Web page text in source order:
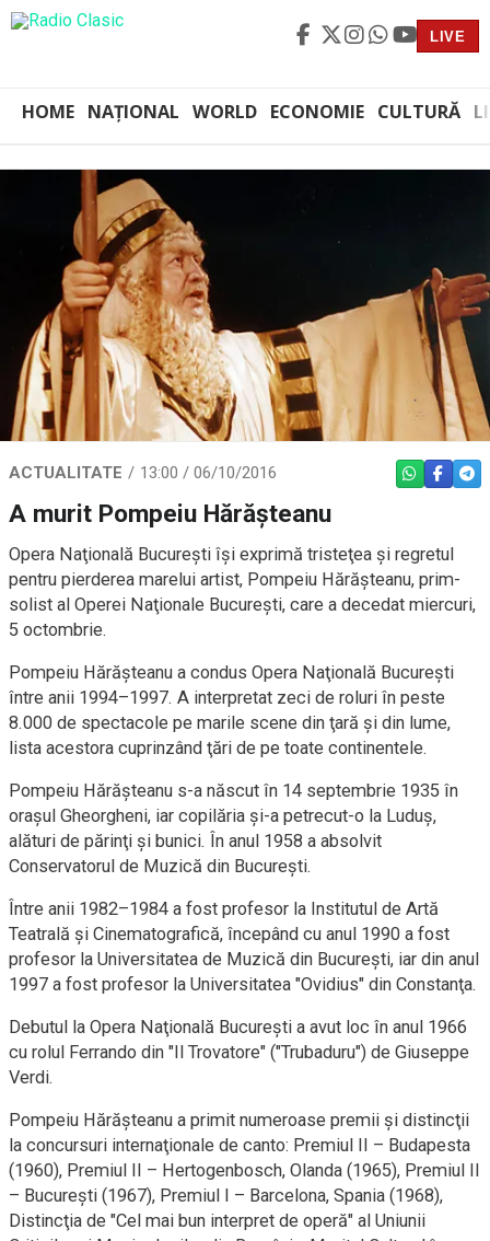
LIVE
HOME NAȚIONAL WORLD ECONOMIE CULTURĂ
ACTUALITATE 13:00 / 06/10/2016 WHATSAPP
A murit Pompeiu Hărăşteanu
Opera Naţională Bucureşti îşi exprimă tristeţea şi regretul
pentru pierderea marelui artist, Pompeiu Hărăşteanu, prim-
solist al Operei Naţionale Bucureşti, care a decedat miercuri,
5 octombrie.
Pompeiu Hărăşteanu a condus Opera Naţională Bucureşti
între anii 1994–1997. A interpretat zeci de roluri în peste
8.000 de spectacole pe marile scene din ţară şi din lume,
lista acestora cuprinzând ţări de pe toate continentele.
Pompeiu Hărăşteanu s-a născut în 14 septembrie 1935 în
oraşul Gheorgheni, iar copilăria şi-a petrecut-o la Luduş,
alături de părinţi şi bunici. În anul 1958 a absolvit
Conservatorul de Muzică din Bucureşti.
Între anii 1982–1984 a fost profesor la Institutul de Artă
Teatrală şi Cinematografică, începând cu anul 1990 a fost
profesor la Universitatea de Muzică din Bucureşti, iar din anul
1997 a fost profesor la Universitatea "Ovidius" din Constanţa.
Debutul la Opera Naţională Bucureşti a avut loc în anul 1966
cu rolul Ferrando din "Il Trovatore" ("Trubaduru") de Giuseppe
Verdi.
Pompeiu Hărăşteanu a primit numeroase premii şi distincţii
la concursuri internaţionale de canto: Premiul II – Budapesta
(1960), Premiul II – Hertogenbosch, Olanda (1965), Premiul II
– Bucureşti (1967), Premiul I – Barcelona, Spania (1968),
Distincţia de "Cel mai bun interpret de operă" al Uniunii